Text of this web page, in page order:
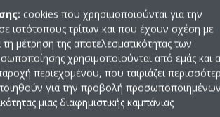
Κλείσιμο του
κυκλική οικονομία
cookies που χρησιμοποιούνται για την
ιστότοπους τρίτων και που έχουν σχέση με
μέτρηση της αποτελεσματικότητας των
χρησιμοποιούνται από εμάς και
περιεχομένου, που ταιριάζει
για την προβολή προσωποποιημένων
μιας διαφημιστικής καμπάνιας